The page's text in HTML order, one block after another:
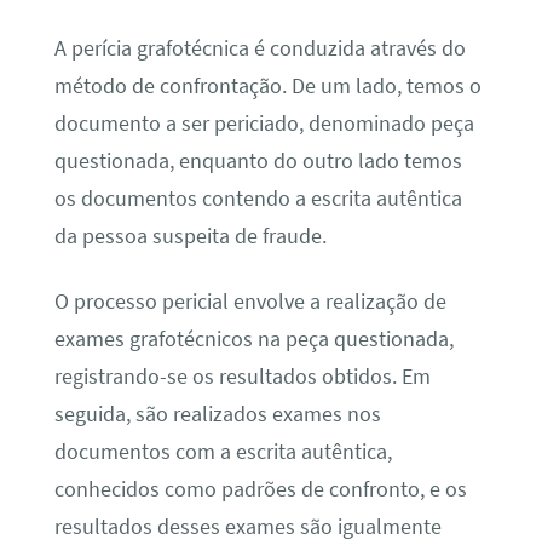
A perícia grafotécnica é conduzida através do
método de confrontação. De um lado, temos o
documento a ser periciado, denominado peça
questionada, enquanto do outro lado temos
os documentos contendo a escrita autêntica
da pessoa suspeita de fraude.
O processo pericial envolve a realização de
exames grafotécnicos na peça questionada,
registrando-se os resultados obtidos. Em
seguida, são realizados exames nos
documentos com a escrita autêntica,
conhecidos como padrões de confronto, e os
resultados desses exames são igualmente